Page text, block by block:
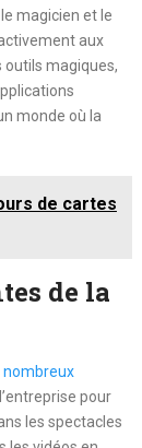
magicien et le
aux
outils magiques,
monde où la
de cartes
de la
nombreux
pour
les spectacles